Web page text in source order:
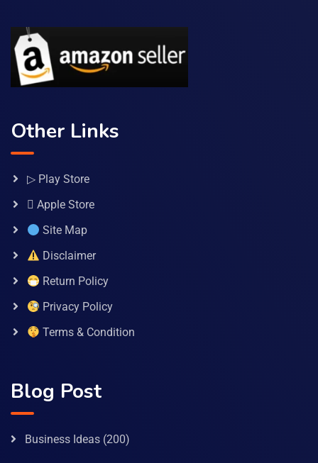
Other Links
▷ Play Store
 Apple Store
Site Map
Disclaimer
Return Policy
Privacy Policy
Terms & Condition
Blog Post
Business Ideas (200)